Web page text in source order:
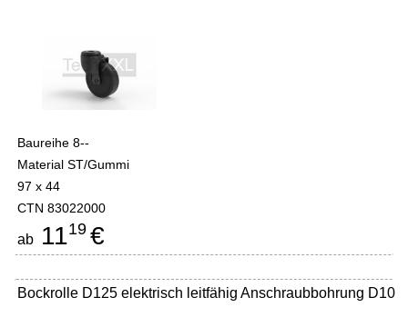
Baureihe 8--
Material ST/Gummi
97 x 44
CTN 83022000
ab 1119 €
Bockrolle D125 elektrisch leitfähig Anschraubbohrung D10